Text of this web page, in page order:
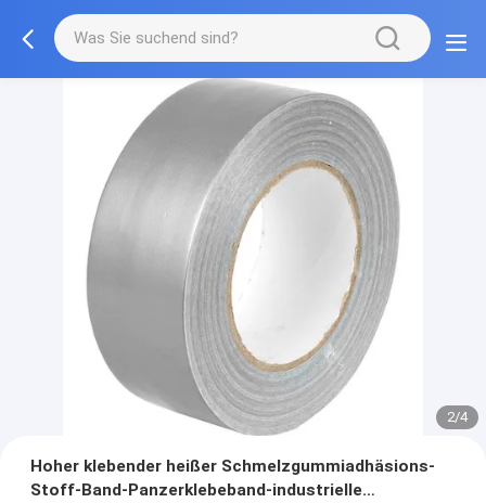
2/4
Hoher klebender heißer Schmelzgummiadhäsions-
Stoff-Band-Panzerklebeband-industrielle